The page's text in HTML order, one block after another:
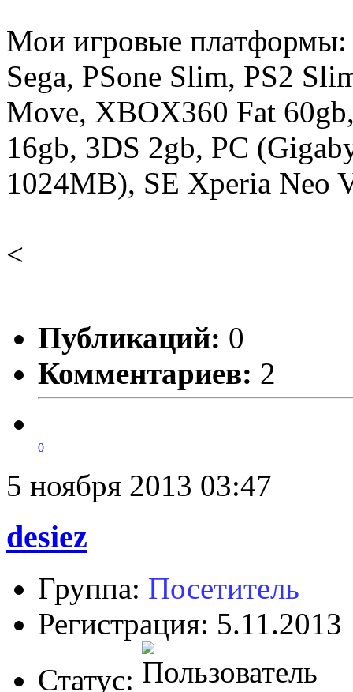
Мои игровые платформы:
Sega, PSone Slim, PS2
Move, XBOX360 Fat
16gb, 3DS 2gb, PC
1024MB), SE Xperia Neo
<
Публикаций: 0
Комментариев: 2
0
5 ноября 2013 03:47
desiez
Группа: Посетитель
Регистрация: 5.11.2013
Статус: